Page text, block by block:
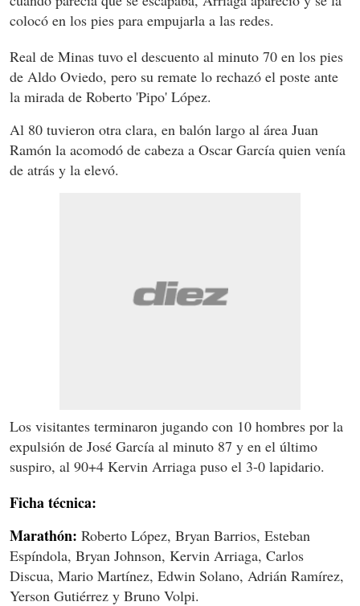
colocó en los pies para empujarla a las redes.
Real de Minas tuvo el descuento al minuto 70 en los pies
de Aldo Oviedo, pero su remate lo rechazó el poste ante
la mirada de Roberto 'Pipo' López.
Al 80 tuvieron otra clara, en balón largo al área Juan
Ramón la acomodó de cabeza a Oscar García quien venía
de atrás y la elevó.
Los visitantes terminaron jugando con 10 hombres por la
expulsión de José García al minuto 87 y en el último
suspiro, al 90+4 Kervin Arriaga puso el 3-0 lapidario.
Ficha técnica:
Marathón: Roberto López, Bryan Barrios, Esteban
Espíndola, Bryan Johnson, Kervin Arriaga, Carlos
Discua, Mario Martínez, Edwin Solano, Adrián Ramírez,
Yerson Gutiérrez y Bruno Volpi.